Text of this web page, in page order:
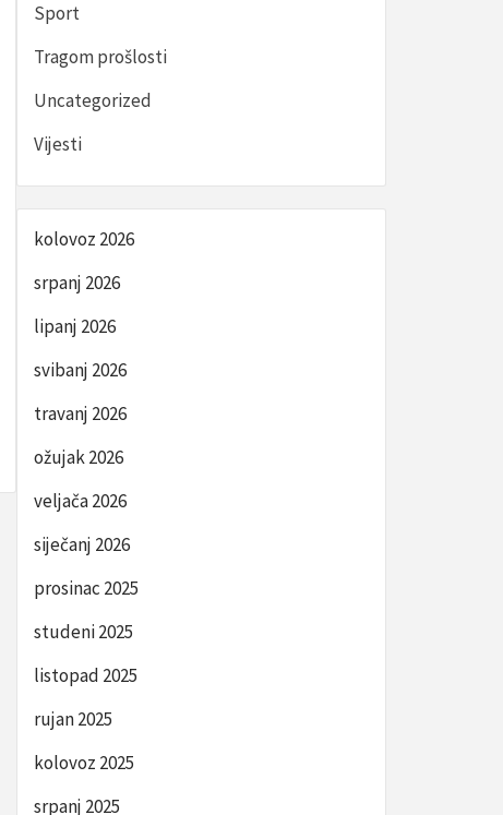
Sport
Tragom prošlosti
Uncategorized
Vijesti
kolovoz 2026
srpanj 2026
lipanj 2026
svibanj 2026
travanj 2026
ožujak 2026
veljača 2026
siječanj 2026
prosinac 2025
studeni 2025
listopad 2025
rujan 2025
kolovoz 2025
srpanj 2025